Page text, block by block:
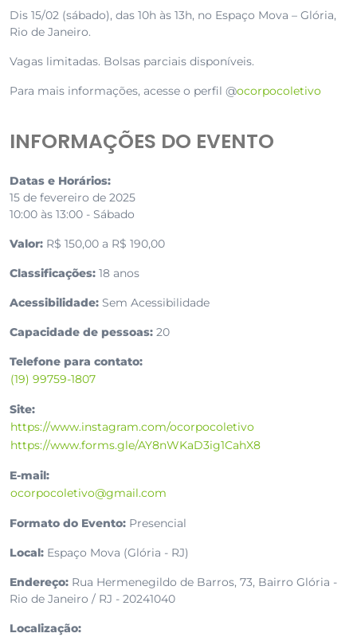
Dis 15/02 (sábado), das 10h às 13h, no Espaço Mova – Glória,
Rio de Janeiro.
Vagas limitadas. Bolsas parciais disponíveis.
Para mais informações, acesse o perfil @ocorpocoletivo
INFORMAÇÕES DO EVENTO
Datas e Horários:
15 de fevereiro de 2025
10:00 às 13:00 - Sábado
Valor: R$ 150,00 a R$ 190,00
Classificações: 18 anos
Acessibilidade: Sem Acessibilidade
Capacidade de pessoas: 20
Telefone para contato:
(19) 99759-1807
Site:
https://www.instagram.com/ocorpocoletivo
https://www.forms.gle/AY8nWKaD3ig1CahX8
E-mail:
ocorpocoletivo@gmail.com
Formato do Evento: Presencial
Local: Espaço Mova (Glória - RJ)
Endereço: Rua Hermenegildo de Barros, 73, Bairro Glória -
Rio de Janeiro / RJ - 20241040
Localização: